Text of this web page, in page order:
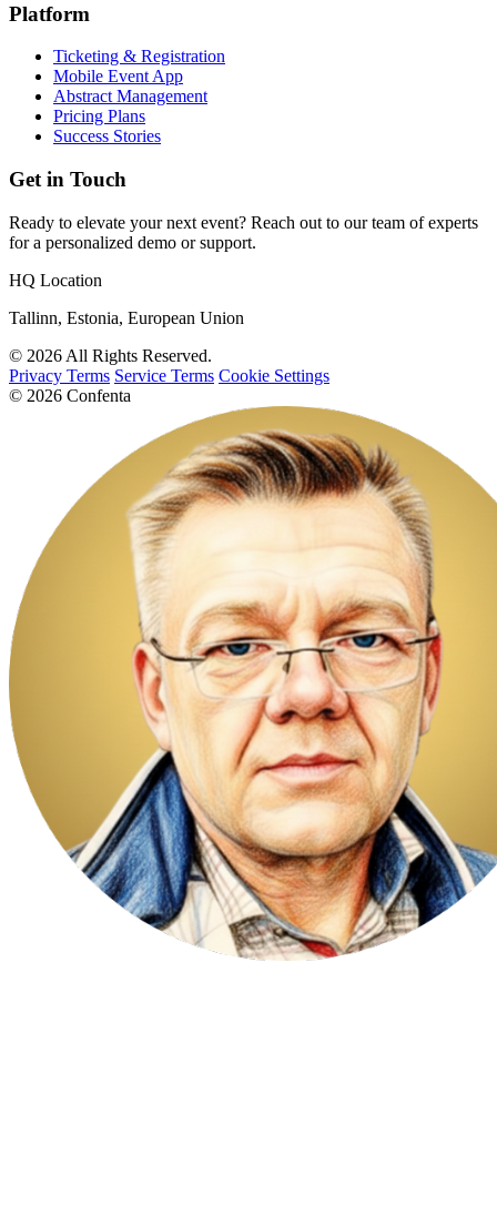
Platform
Ticketing & Registration
Mobile Event App
Abstract Management
Pricing Plans
Success Stories
Get in Touch
Ready to elevate your next event? Reach out to our team of experts
for a personalized demo or support.
HQ Location
Tallinn, Estonia, European Union
© 2026 All Rights Reserved.
Privacy Terms Service Terms Cookie Settings
© 2026 Confenta